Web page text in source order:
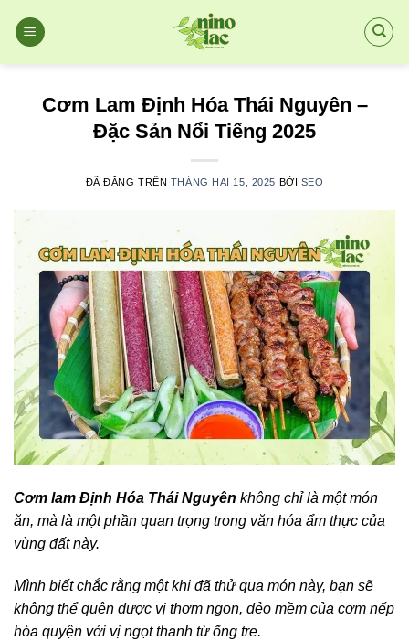
đến
Cơm Lam Định Hóa Thái Nguyên –
Đặc Sản Nổi Tiếng 2025
ĐÃ ĐĂNG TRÊN THÁNG HAI 15, 2025 BỞI SEO
Cơm lam Định Hóa Thái Nguyên không chỉ là một món
ăn, mà là một phần quan trọng trong văn hóa ẩm thực của
vùng đất này.
Mình biết chắc rằng một khi đã thử qua món này, bạn sẽ
không thể quên được vị thơm ngon, dẻo mềm của cơm nếp
hòa quyện với vị ngọt thanh từ ống tre.